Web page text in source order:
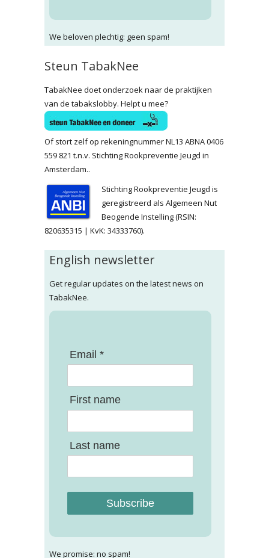
We beloven plechtig: geen spam!
Steun TabakNee
TabakNee doet onderzoek naar de praktijken
van de tabakslobby. Helpt u mee?
Of stort zelf op rekeningnummer NL13 ABNA 0406
559 821 t.n.v. Stichting Rookpreventie Jeugd in
Amsterdam..
Stichting Rookpreventie Jeugd is
geregistreerd als Algemeen Nut
Beogende Instelling (RSIN:
820635315 | KvK: 34333760).
English newsletter
Get regular updates on the latest news on
TabakNee.
Email *
First name
Last name
Subscribe
We promise: no spam!